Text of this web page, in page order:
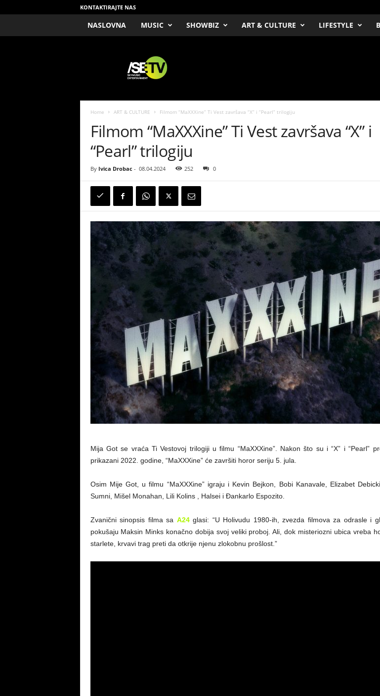
KONTAKTIRAJTE NAS
NASLOVNA MUSIC SHOWBIZ ART & CULTURE LIFESTYLE
Home ART & CULTURE Filmom “MaXXXine” Ti Vest završava “X” i “Pearl” trilogiju
Filmom “MaXXXine” Ti Vest završava “X” i
“Pearl” trilogiju
By Ivica Drobac- 08.04.2024 252 0
Mija Got se vraća Ti Vestovoj trilogiji u filmu “MaXXXine”. Nakon što su i “X” i “Pearl”
prikazani 2022. godine, “MaXXXine” će završiti horor seriju 5. jula.
Osim Mije Got, u filmu “MaXXXine” igraju i Kevin Bejkon, Bobi Kanavale, Elizabet
Sumni, Mišel Monahan, Lili Kolins , Halsei i Đankarlo Espozito.
Zvanični sinopsis filma sa A24glasi: “U Holivudu 1980-ih, zvezda filmova za odrasle i
pokušaju Maksin Minks konačno dobija svoj veliki proboj. Ali, dok misteriozni ubica vreba
starlete, krvavi trag preti da otkrije njenu zlokobnu prošlost.”